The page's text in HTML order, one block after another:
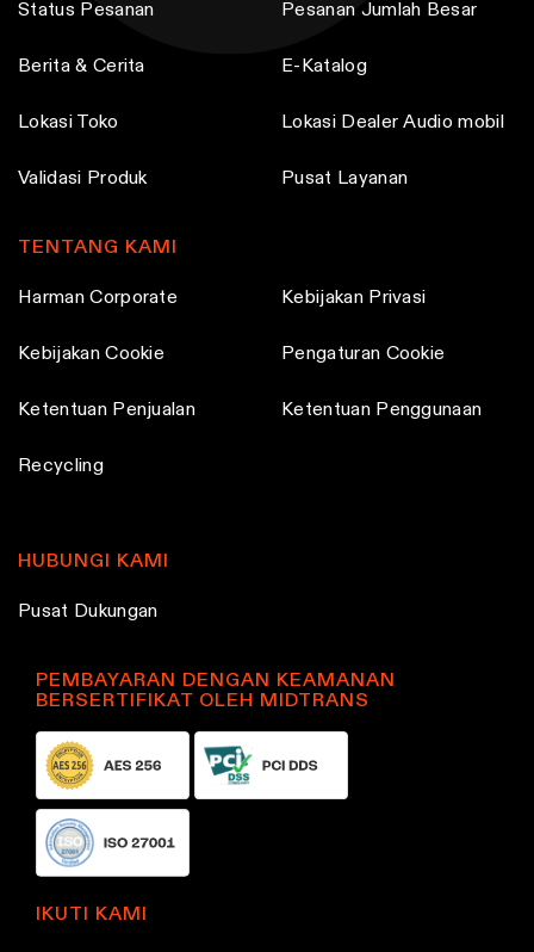
Status Pesanan Pesanan Jumlah Besar
Berita & Cerita E-Katalog
Lokasi Toko Lokasi Dealer Audio mobil
Validasi Produk Pusat Layanan
TENTANG KAMI
Harman Corporate Kebijakan Privasi
Kebijakan Cookie Pengaturan Cookie
Ketentuan Penjualan Ketentuan Penggunaan
Recycling
HUBUNGI KAMI
Pusat Dukungan
PEMBAYARAN DENGAN KEAMANAN
BERSERTIFIKAT OLEH MIDTRANS
IKUTI KAMI